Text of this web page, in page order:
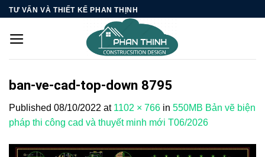
Skip
content
TƯ VẤN VÀ THIẾT KẾ PHAN THỊNH
ban-ve-cad-top-down 8795
Published 08/10/2022 at 1102 × 766 in 550MB Bản vẽ biện
pháp thi công cad và thuyết minh mới T06/2026